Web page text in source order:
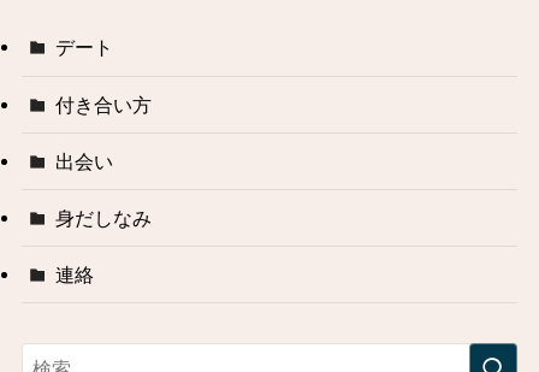
デート
付き合い方
出会い
身だしなみ
連絡